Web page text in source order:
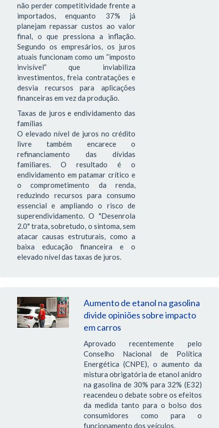
não perder competitividade frente a
importados, enquanto 37% já
planejam repassar custos ao valor
final, o que pressiona a inflação.
Segundo os empresários, os juros
atuais funcionam como um “imposto
invisível” que inviabiliza
investimentos, freia contratações e
desvia recursos para aplicações
financeiras em vez da produção.
Taxas de juros e endividamento das
famílias
O elevado nível de juros no crédito
livre também encarece o
refinanciamento das dívidas
familiares. O resultado é o
endividamento em patamar crítico e
o comprometimento da renda,
reduzindo recursos para consumo
essencial e ampliando o risco de
superendividamento. O "Desenrola
2.0" trata, sobretudo, o sintoma, sem
atacar causas estruturais, como a
baixa educação financeira e o
elevado nível das taxas de juros.
Aumento de etanol na gasolina
divide opiniões sobre impacto
em carros
Aprovado recentemente pelo
Conselho Nacional de Política
Energética (CNPE), o aumento da
mistura obrigatória de etanol anidro
na gasolina de 30% para 32% (E32)
reacendeu o debate sobre os efeitos
da medida tanto para o bolso dos
consumidores como para o
funcionamento dos veículos.